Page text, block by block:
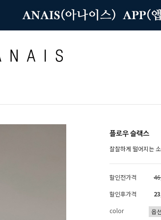
플로우 슬랙스
찰찰하게 떨어지는
할인전가격
할인후가격
color